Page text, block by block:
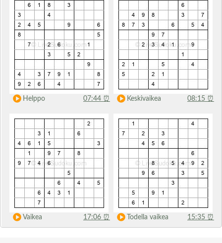
Helppo 07:44 ⏰ Keskivaikea 08:15 ⏰
Vaikea 17:06 ⏰ Todella vaikea 15:35 ⏰